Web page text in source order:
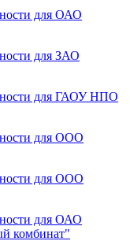
для ОАО
для ЗАО
для ГАОУ НПО
для ООО
для ООО
для ОАО
комбинат"